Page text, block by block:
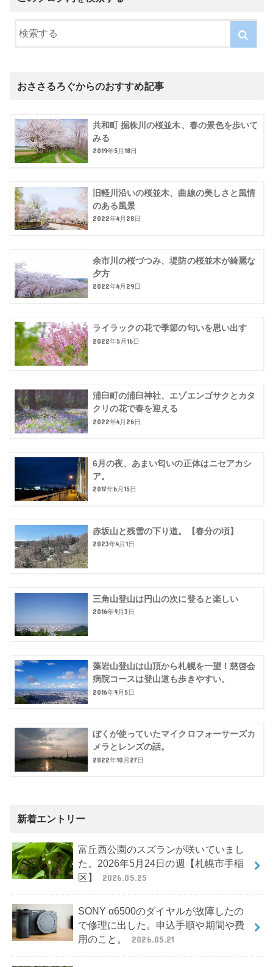
おささるろぐからのおすすめ記事
共和町 掘株川の桜並木、春の景色を歩いて
みる
2019年5月18日
旧軽川沿いの桜並木、曲線の美しさと風情
のある風景
2022年4月28日
余市川の桜づつみ、堤防の桜並木が綺麗な
夕方
2022年4月29日
ライラックの花で季節の匂いを思い出す
2022年5月16日
浦臼町の浦臼神社、エゾエンゴサクとカタ
クリの花で春を迎える
2022年4月26日
6月の夜、あまい匂いの正体はニセアカシ
ア。
2017年6月15日
赤坂山と残雪の下り道。【春分の頃】
2023年4月1日
三角山登山は円山の次に登ると楽しい
2016年9月3日
藻岩山登山は山頂から札幌を一望！慈啓会
病院コースは登山道も歩きやすい。
2016年9月5日
ぼくが使っていたマイクロフォーサーズカ
メラとレンズの話。
2022年10月27日
新着エントリー
富丘西公園のスズランが咲いていまし
た。2026年5月24日の週【札幌市手稲
区】
2026.05.25
SONY α6500のダイヤルが故障したの
で修理に出した。申込手順や期間や費
用のこと。
2026.05.21